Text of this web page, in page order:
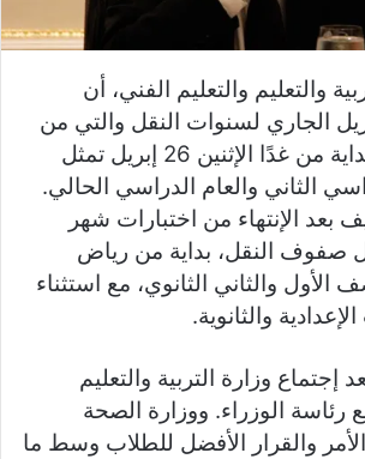
والتعليم والتعليم الفني، أن
الجاري لسنوات النقل والتي من
المقرر انطلاقها بداية من غدًا الإثنين 26 إبريل تمثل
الثاني والعام الدراسي الحالي.
بعد الإنتهاء من اختبارات شهر
صفوف النقل، بداية من رياض
والثاني الثانوي، مع استثناء
والثانوية.
إجتماع وزارة التربية والتعليم
رئاسة الوزراء. ووزارة الصحة
والقرار الأفضل للطلاب وسط ما